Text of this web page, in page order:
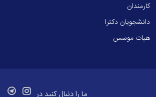
کارمندان
دانشجویان دکترا
هیات موسس
ما را دنبال کنید در